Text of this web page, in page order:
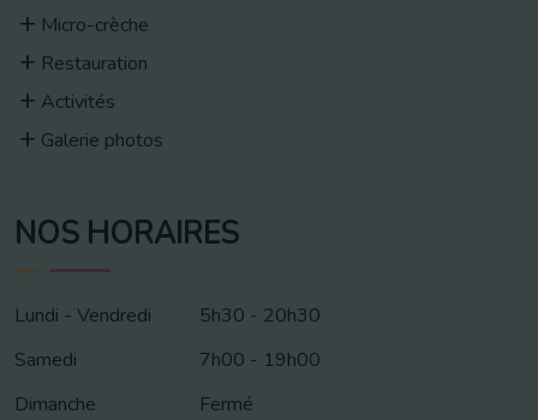
Micro-crèche
Restauration
Activités
Galerie photos
NOS HORAIRES
Lundi - Vendredi
5h30 - 20h30
Samedi
7h00 - 19h00
Dimanche
Fermé